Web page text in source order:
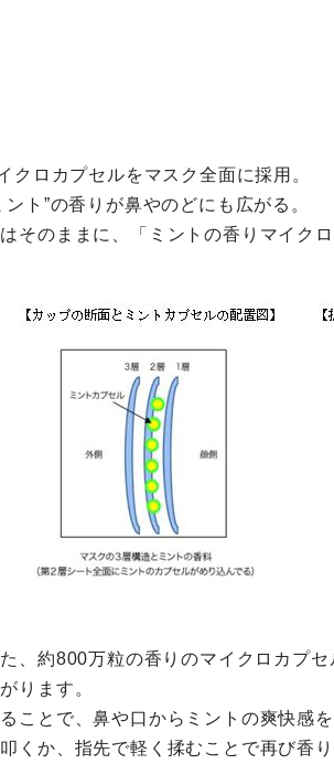
クロカプセルをマスク全面に採用。
ト”の香りが鼻やのどにも広がる。
そのままに、「ミントの香りマイク
、約800万粒の香りのマイクロカプセ
ります。
ことで、鼻や口からミントの爽快感
くか、指先で軽く揉むことで再び香り